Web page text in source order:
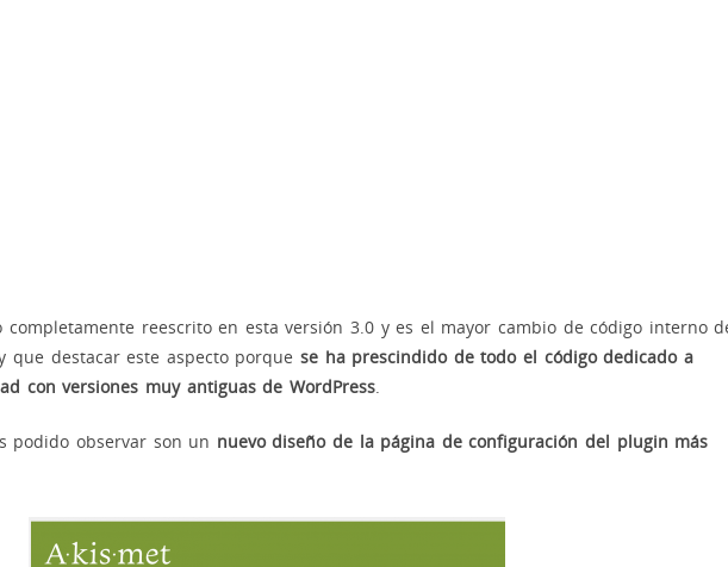
completamente reescrito en esta versión 3.0 y es el mayor cambio de código interno
que destacar este aspecto porquese ha prescindido de todo el código dedicado a
con versiones muy antiguas de WordPress.
podido observar son un nuevo diseño de la página de configuración del plugin más